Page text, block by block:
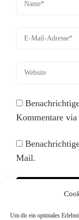
Um dir ein optimales
Kommentare
Mail.